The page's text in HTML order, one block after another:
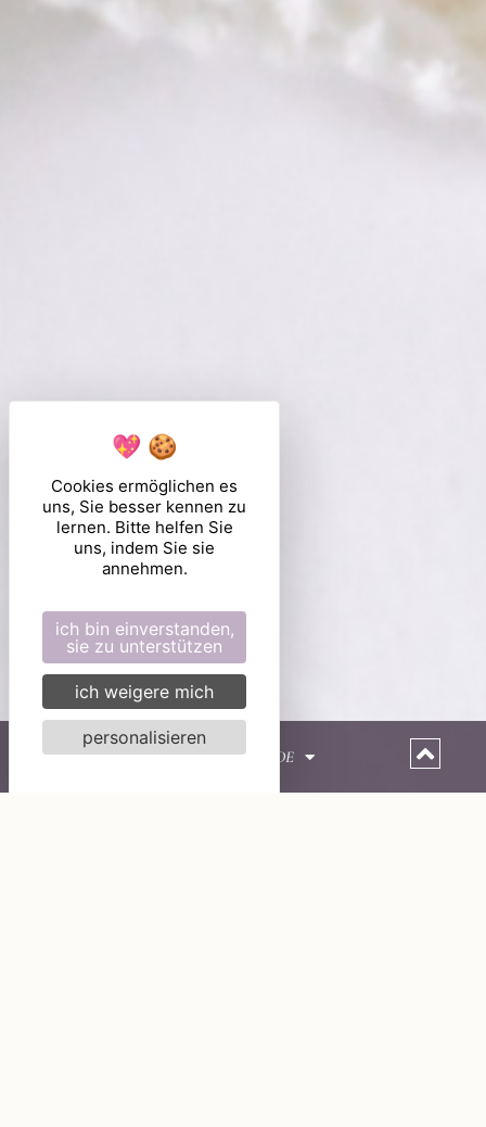
DE
Cookies ermöglichen es
uns, Sie besser kennen zu
lernen. Bitte helfen Sie
uns, indem Sie sie
annehmen.
ich bin einverstanden,
sie zu unterstützen
ich weigere mich
personalisieren